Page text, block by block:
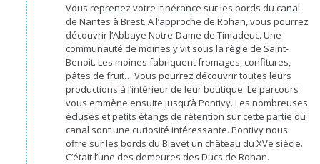
Vous reprenez votre itinérance sur les bords du canal
de Nantes à Brest. A l’approche de Rohan, vous pourrez
découvrir l’Abbaye Notre-Dame de Timadeuc. Une
communauté de moines y vit sous la règle de Saint-
Benoit. Les moines fabriquent fromages, confitures,
pâtes de fruit… Vous pourrez découvrir toutes leurs
productions à l’intérieur de leur boutique. Le parcours
vous emmène ensuite jusqu’à Pontivy. Les nombreuses
écluses et petits étangs de rétention sur cette partie du
canal sont une curiosité intéressante. Pontivy nous
offre sur les bords du Blavet un château du XVe siècle.
C’était l’une des demeures des Ducs de Rohan.